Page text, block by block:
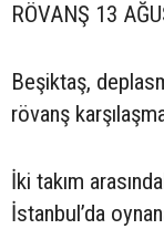
RÖVANŞ 13
Beşiktaş,
rövanş
İki takım
İstanbul’da